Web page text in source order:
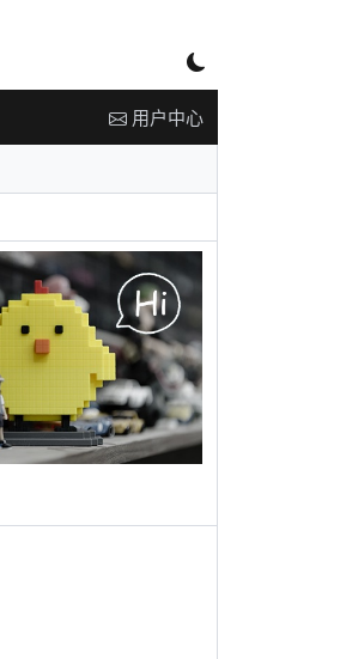
用户中心